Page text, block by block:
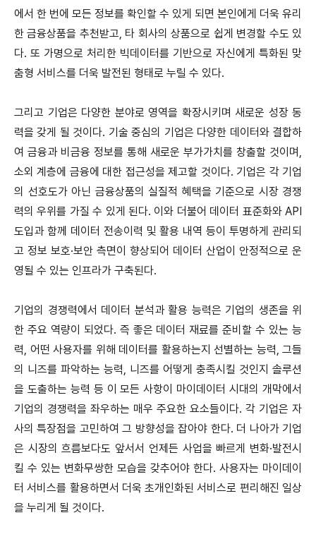
에서 한 번에 모든 정보를 확인할 수 있게 되면 본인에게 더욱 유리
한 금융상품을 추천받고, 타 회사의 상품으로 쉽게 변경할 수도 있
다. 또 가명으로 처리한 빅데이터를 기반으로 자신에게 특화된 맞
춤형 서비스를 더욱 발전된 형태로 누릴 수 있다.
그리고 기업은 다양한 분야로 영역을 확장시키며 새로운 성장 동
력을 갖게 될 것이다. 기술 중심의 기업은 다양한 데이터와 결합하
여 금융과 비금융 정보를 통해 새로운 부가가치를 창출할 것이며,
소외 계층에 금융에 대한 접근성을 제고할 것이다. 기업은 각 기업
의 선호도가 아닌 금융상품의 실질적 혜택을 기준으로 시장 경쟁
력의 우위를 가질 수 있게 된다. 이와 더불어 데이터 표준화와 API
도입과 함께 데이터 전송이력 및 활용 내역 등이 투명하게 관리되
고 정보 보호·보안 측면이 향상되어 데이터 산업이 안정적으로 운
영될 수 있는 인프라가 구축된다.
기업의 경쟁력에서 데이터 분석과 활용 능력은 기업의 생존을 위
한 주요 역량이 되었다. 즉 좋은 데이터 재료를 준비할 수 있는 능
력, 어떤 사용자를 위해 데이터를 활용하는지 선별하는 능력, 그들
의 니즈를 파악하는 능력, 니즈를 어떻게 충족시킬 것인지 솔루션
을 도출하는 능력 등 이 모든 사항이 마이데이터 시대의 개막에서
기업의 경쟁력을 좌우하는 매우 주요한 요소들이다. 각 기업은 자
사의 특장점을 고민하여 그 방향성을 잡아야 한다. 더 나아가 기업
은 시장의 흐름보다도 앞서서 언제든 사업을 빠르게 변화·발전시
킬 수 있는 변화무쌍한 모습을 갖추어야 한다. 사용자는 마이데이
터 서비스를 활용하면서 더욱 초개인화된 서비스로 편리해진 일상
을 누리게 될 것이다.